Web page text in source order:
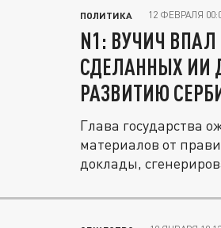
ПОЛИТИКА 12 ФЕВРАЛЯ
N1: ВУЧИЧ
СДЕЛАННЫХ ИИ
РАЗВИТИЮ
Глава государства
материалов от
доклады,